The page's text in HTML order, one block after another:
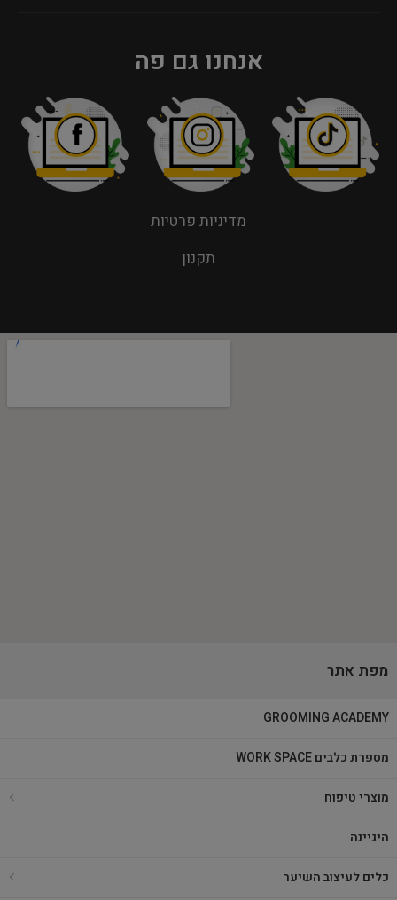
אנחנו גם פה
מדיניות פרטיות
תקנון
מפת אתר
GROOMING ACADEMY
מספרת כלבים WORK SPACE
מוצרי טיפוח
היגיינה
כלים לעיצוב השיער